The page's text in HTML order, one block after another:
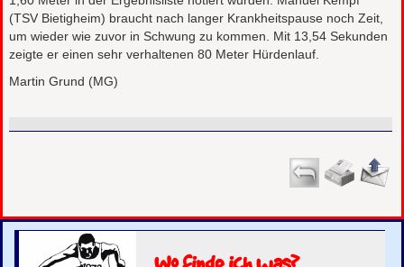
(TSV Bietigheim) braucht nach langer Krankheitspause noch Zeit,
um wieder wie zuvor in Schwung zu kommen. Mit 13,54 Sekunden
zeigte er einen sehr verhaltenen 80 Meter Hürdenlauf.
Martin Grund (MG)